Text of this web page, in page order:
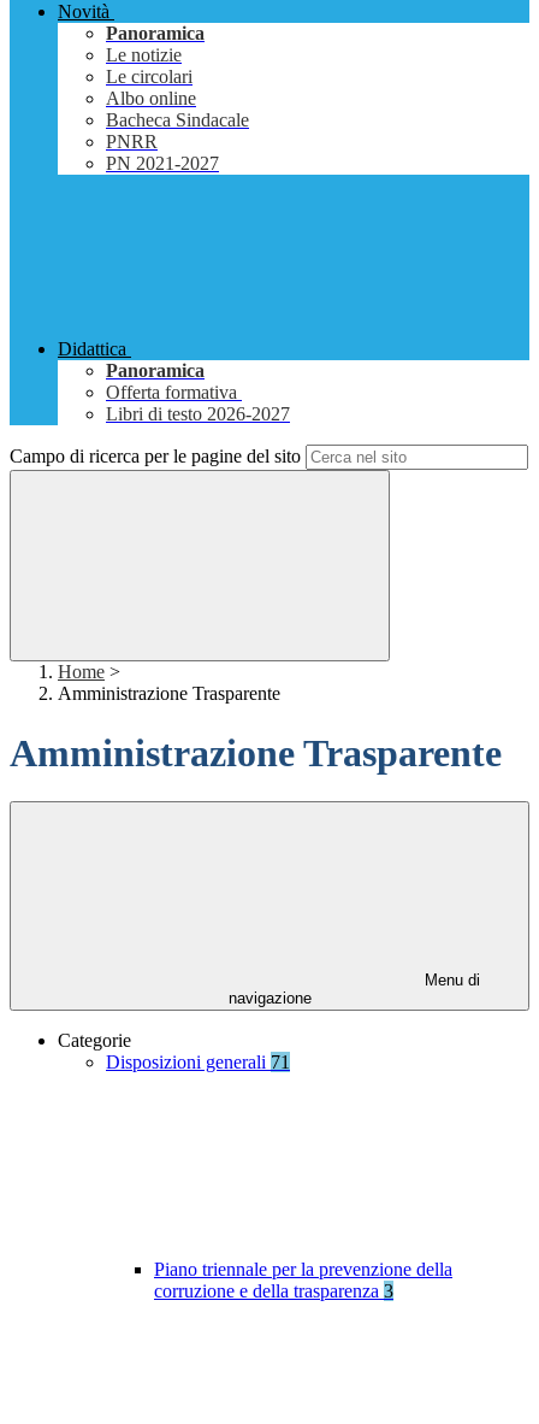
Novità
Panoramica
Le notizie
Le circolari
Albo online
Bacheca Sindacale
PNRR
PN 2021-2027
Didattica
Panoramica
Offerta formativa
Libri di testo 2026-2027
Campo di ricerca per le pagine del sito
Home >
Amministrazione Trasparente
Amministrazione Trasparente
Menu di
navigazione
Categorie
Disposizioni generali 71
Piano triennale per la prevenzione della
corruzione e della trasparenza 3